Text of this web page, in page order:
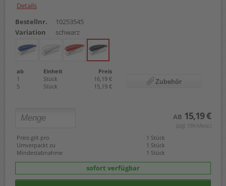
Details
Bestellnr.
10253545
Variation
schwarz
ab Einheit
Preis
1
Stück
16,19 €
5
Stück 15,19 €
Zubehör
AB 15,19 €
(zzgl. 19% Mwst.)
Preis gilt pro
1 Stück
Umverpackt zu
1 Stück
Mindestabnahme
1 Stück
sofort verfügbar